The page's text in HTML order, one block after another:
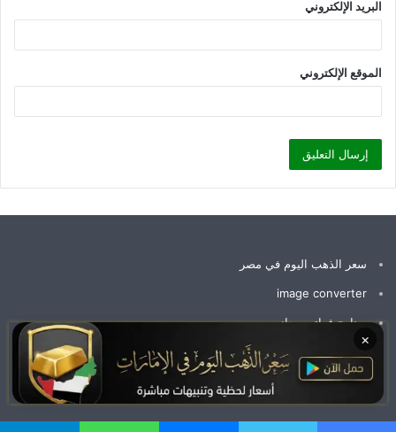
×
البريد الإلكتروني
الموقع الإلكتروني
سعر الذهب اليوم في مصر
image converter
برنامج فواتير مجاني
سعر جرام الذهب عيار 21 سعر الذهب اليوم
وظائف الإمارات اليوم